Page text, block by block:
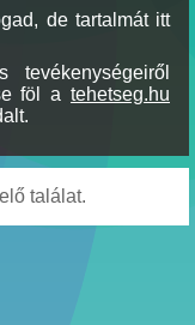
de tartalmát itt
föl a tehetseg.hu
találat.